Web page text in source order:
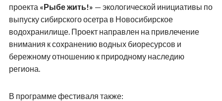
проекта «Рыбе жить!» — экологической инициативы по
выпуску сибирского осетра в Новосибирское
водохранилище. Проект направлен на привлечение
внимания к сохранению водных биоресурсов и
бережному отношению к природному наследию
региона.
В программе фестиваля также: